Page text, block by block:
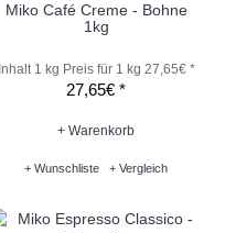
Miko Café Creme - Bohne
1kg
Inhalt 1 kg Preis für 1 kg 27,65€ *
27,65€ *
+ Warenkorb
+ Wunschliste + Vergleich